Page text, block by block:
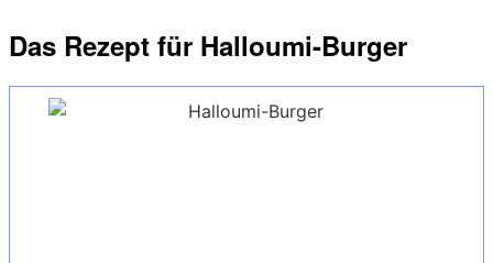
Das Rezept für Halloumi-Burger